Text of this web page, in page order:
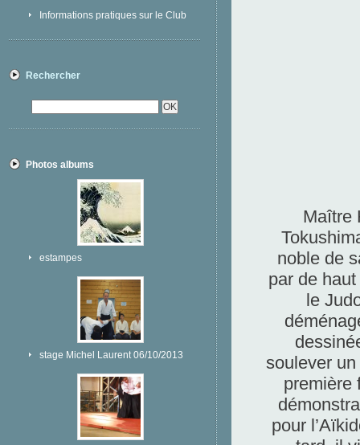
Informations pratiques sur le Club
Rechercher
Photos albums
estampes
stage Michel Laurent 06/10/2013
Maître
noble de
par de
le
soulever
première
pour